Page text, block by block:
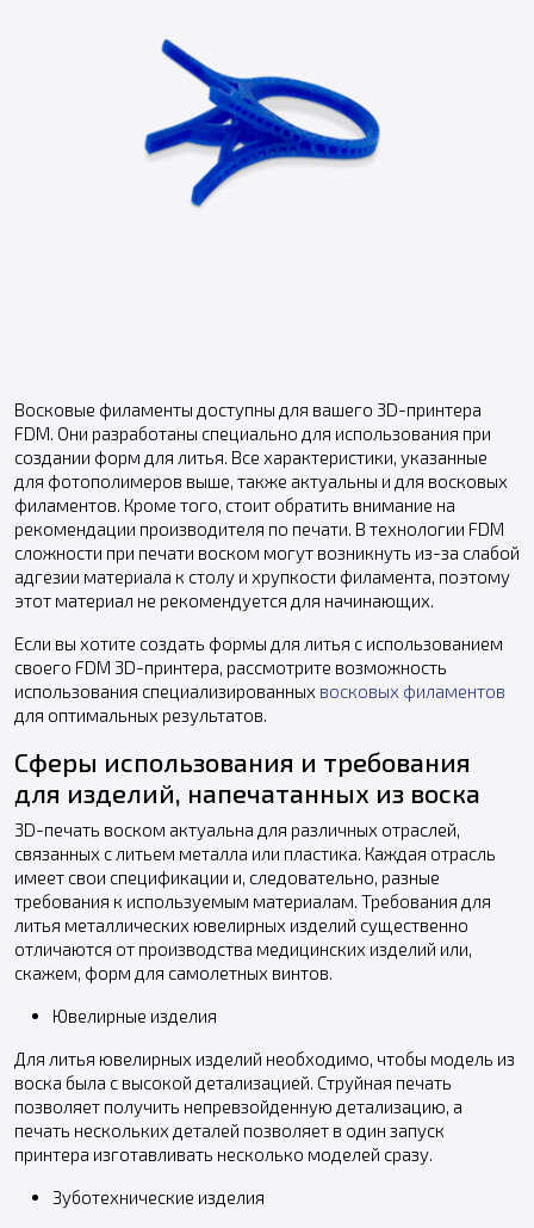
Восковые филаменты доступны для вашего 3D-принтера
FDM. Они разработаны специально для использования при
создании форм для литья. Все характеристики, указанные
для фотополимеров выше, также актуальны и для восковых
филаментов. Кроме того, стоит обратить внимание на
рекомендации производителя по печати. В технологии FDM
сложности при печати воском могут возникнуть из-за слабой
адгезии материала к столу и хрупкости филамента, поэтому
этот материал не рекомендуется для начинающих.
Если вы хотите создать формы для литья с использованием
своего FDM 3D-принтера, рассмотрите возможность
использования специализированных восковых филаментов
для оптимальных результатов.
Сферы использования и требования
для изделий, напечатанных из воска
3D-печать воском актуальна для различных отраслей,
связанных с литьем металла или пластика. Каждая отрасль
имеет свои спецификации и, следовательно, разные
требования к используемым материалам. Требования для
литья металлических ювелирных изделий существенно
отличаются от производства медицинских изделий или,
скажем, форм для самолетных винтов.
Ювелирные изделия
Для литья ювелирных изделий необходимо, чтобы модель из
воска была с высокой детализацией. Струйная печать
позволяет получить непревзойденную детализацию, а
печать нескольких деталей позволяет в один запуск
принтера изготавливать несколько моделей сразу.
Зуботехнические изделия